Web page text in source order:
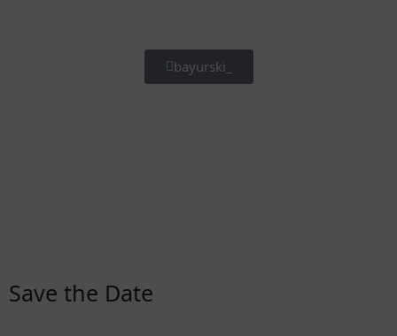
bayurski_
Save the Date